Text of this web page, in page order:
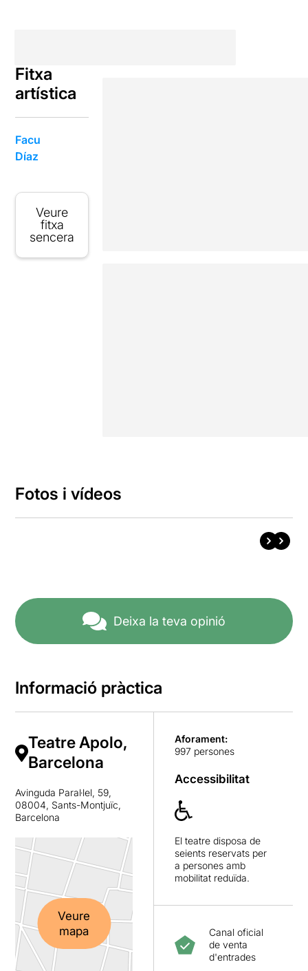
Fitxa
artística
Facu
Díaz
Veure
fitxa
sencera
Fotos i vídeos
Deixa la teva opinió
Informació pràctica
Teatre Apolo,
Barcelona
Avinguda Paral·lel, 59,
08004, Sants-Montjuïc,
Barcelona
Veure
mapa
Aforament:
997 persones
Accessibilitat
El teatre disposa de
seients reservats per
a persones amb
mobilitat reduïda.
Canal oficial
de venta
d'entrades